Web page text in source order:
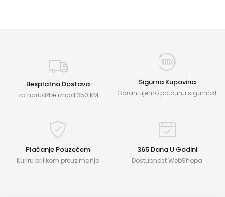
Besplatna Dostava
za narudžbe iznad 350 KM
Sigurna Kupovina
Garantujemo potpunu sigurnost
Plaćanje Pouzećem
Kuriru prilikom preuzimanja
365 Dana U Godini
Dostupnost WebShopa